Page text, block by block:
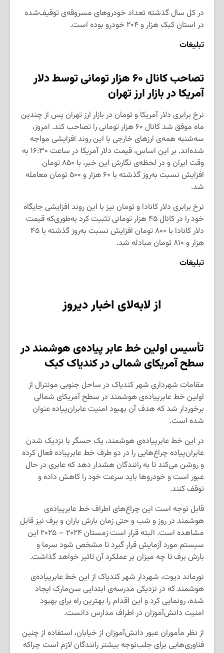
در کل سال گذشته تعداد خودروهای مسروقه‌ی توقیف‌شده
در استان کبک هزار و ۲۰۴ خودرو بوده است.
تبلیغات
تصاحب کانال ۶۰ هزار تومانی توسط دلار
آمریکا در بازار ارز تهران
نرخ برابری دلار آمریکا و تومان در بازار ارز تهران پس از چندین
ماه موفق شد کانال ۶۰ هزار تومانی را تصاحب کند. امروز،
سه‌شنبه همه‌ی ارزهای خارجی با این روند افزایشی مواجه
شده‌اند. بر این اساس، قیمت دلار آمریکا در ساعت ۱۶:۳۰ به
وقت ایران و در لحظه‌ی نگارش این خبر، با ۸۵۰ تومان
افزایش نسبت به‌روز گذشته با ۶۰ هزار و ۵۰۰ تومان معامله
شد.
نرخ برابری دلار کانادا و تومان نیز با این روند افزایشی جایگاه
خود را در کانال ۴۵ هزار تومانی تثبیت کرد به‌طوری‌که قیمت
دلار کانادا با ۸۰۰ تومان افزایش نسبت به‌روز گذشته با ۴۵
هزار و ۸۱۰ تومان مبادله شد.
تبلیغات
از لابه‌لای اخبار دیروز
تأسیس اولین خط عابر پیاده‌ی هوشمند در
سطح آمریکای شمالی در کندیاک کبک
مقامات شهرداری شهر کندیاک در ساحل جنوبی مونترال از
اولین خط عابرپیاده‌ی هوشمند در سطح آمریکای شمالی
برخوردار شد که هدف آن بهبود امنیت عابران‌پیاده عنوان
شده است.
در این خط عابرپیاده‌ی هوشمند، یک حسگر با نزدیک شدن
عابران‌پیاده چراغ‌هایی را در دو طرف خط عابرپیاده‌ فعال کرده
و روشن می‌کند تا به رانندگان هشدار دهد که عابری در حال
عبور است و خودروها باید سرعت خود را کاهش داده و
توقف کنند.
قابل توجه است این چراغ‌های اطراف خط عابرپیاده‌ی
هوشمند در روز و شب و حتی زمان بارش باران و برف نیز قابل
مشاهده است. البته قرار است زمستان ۲۰۲۴ – ۲۰۲۵ این
سیستم مورد آزمایش قرار گیرد تا مشخص شود سرما و
بارش برف تا چه میزان بر عملکرد آن تاثیر خواهد گذاشت.
نورماند دیوت، شهردار شهر کندیاک از این خط عابرپیاده‌ی
هوشمند که در نزدیکی مدرسه‌ی ابتدایی سن‌مارک ایجاد
شده، رونمایی کرد و این اقدام را بهترین راه برای بهبود
امنیت دانش‌آموزان در اطراف مدارس دانست.
از نظر مأموران عبور دانش‌آموزان از خیابان، استفاده از چنین
فناوری‌هایی برای جلب‌توجه بیشتر رانندگان لازم است چراکه